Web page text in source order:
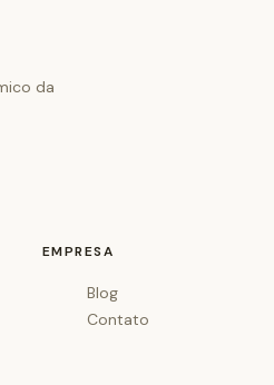
da
EMPRESA
Blog
Contato